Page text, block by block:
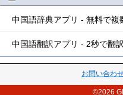
中国語辞典アプリ - 無料で
中国語翻訳アプリ - 2秒で翻
お問い合わ
©2026